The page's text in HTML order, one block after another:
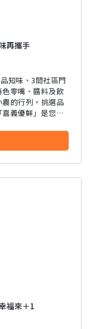
再攜手
知味、3間社區門
零嘴、醬料及飲
的行列，挑選品
義優鮮」是您的
福來＋1